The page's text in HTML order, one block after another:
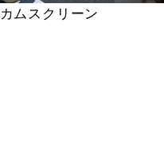
ムスクリーン